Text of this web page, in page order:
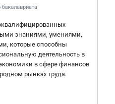
знаниями, умениями,
которые способны
деятельность в
в сфере финансов
рынках труда.